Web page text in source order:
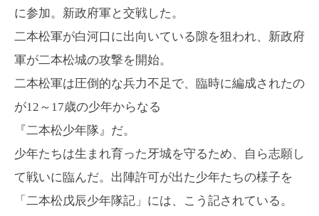
に参加。新政府軍と交戦した。
二本松軍が白河口に出向いている隙を狙われ、新政府
軍が二本松城の攻撃を開始。
二本松軍は圧倒的な兵力不足で、臨時に編成されたの
が12～17歳の少年からなる
『二本松少年隊』だ。
少年たちは生まれ育った牙城を守るため、自ら志願し
て戦いに臨んだ。出陣許可が出た少年たちの様子を
「二本松戊辰少年隊記」には、こう記されている。